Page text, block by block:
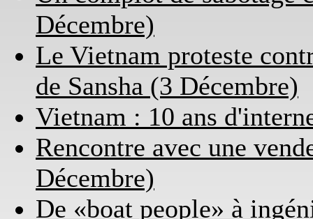
Décembre)
Le Vietnam proteste
de Sansha (3 Décembre)
Vietnam : 10 ans
Rencontre avec une
Décembre)
De «boat people» à